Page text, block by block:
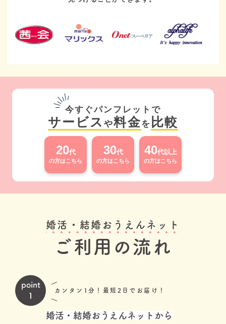
今すぐパンフレットで
サービスや料金を 比較
20代
の方はこちら
30代
の方はこちら
40代以上
の方はこちら
婚活・結婚おうえんネット
ご利用の流れ
point
1
カンタン1分！最短2日でお届け！
婚活・結婚おうえんネットから